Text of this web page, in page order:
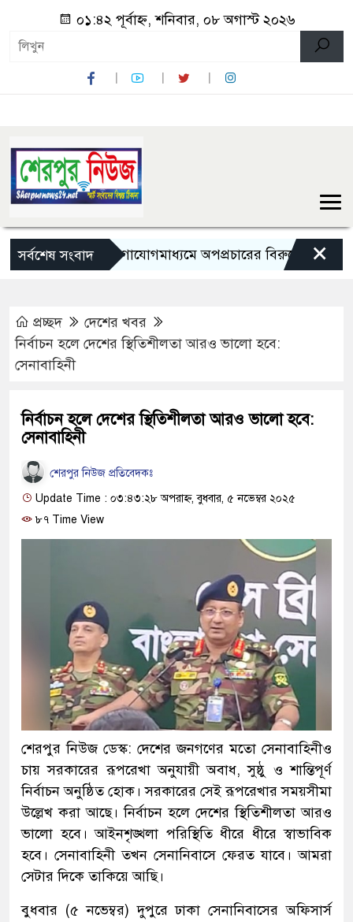
০১:৪২ পূর্বাহ্ন, শনিবার, ০৮ অগাস্ট ২০২৬
সর্বশেষ সংবাদ
সামাজিক যোগাযোগমাধ্যমে অপপ্রচারের বিরুদ্ধে সতর্ক থাকার
×
প্রচ্ছদ
দেশের খবর
নির্বাচন হলে দেশের স্থিতিশীলতা আরও ভালো হবে:
সেনাবাহিনী
নির্বাচন হলে দেশের স্থিতিশীলতা আরও ভালো হবে:
সেনাবাহিনী
শেরপুর নিউজ প্রতিবেদকঃ
Update Time : ০৩:৪৩:২৮ অপরাহ্ন, বুধবার, ৫ নভেম্বর ২০২৫
৮৭ Time View
শেরপুর নিউজ ডেস্ক: দেশের জনগণের মতো সেনাবাহিনীও
চায় সরকারের রূপরেখা অনুযায়ী অবাধ, সুষ্ঠু ও শান্তিপূর্ণ
নির্বাচন অনুষ্ঠিত হোক। সরকারের সেই রূপরেখার সময়সীমা
উল্লেখ করা আছে। নির্বাচন হলে দেশের স্থিতিশীলতা আরও
ভালো হবে। আইনশৃঙ্খলা পরিস্থিতি ধীরে ধীরে স্বাভাবিক
হবে। সেনাবাহিনী তখন সেনানিবাসে ফেরত যাবে। আমরা
সেটার দিকে তাকিয়ে আছি।
বুধবার (৫ নভেম্বর) দুপুরে ঢাকা সেনানিবাসের অফিসার্স